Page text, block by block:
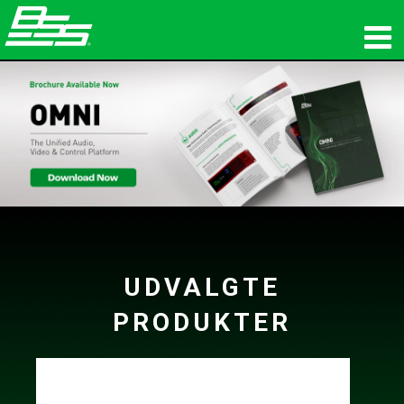
produkter
Netværkslyd
hvor man kan købe
nyheder
UDVALGTE
PRODUKTER